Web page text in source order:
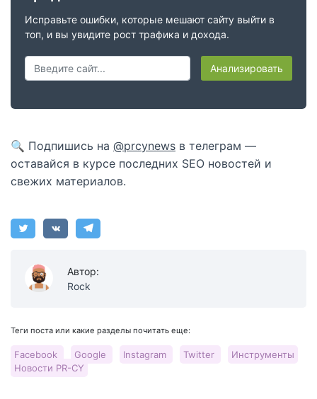
Исправьте ошибки, которые мешают сайту выйти в
топ, и вы увидите рост трафика и дохода.
Анализировать
🔍 Подпишись на @prcynews в телеграм —
оставайся в курсе последних SEO новостей и
свежих материалов.
Автор:
Rock
Теги поста или какие разделы почитать еще:
Facebook Google Instagram Twitter
Инструменты
Новости PR-CY